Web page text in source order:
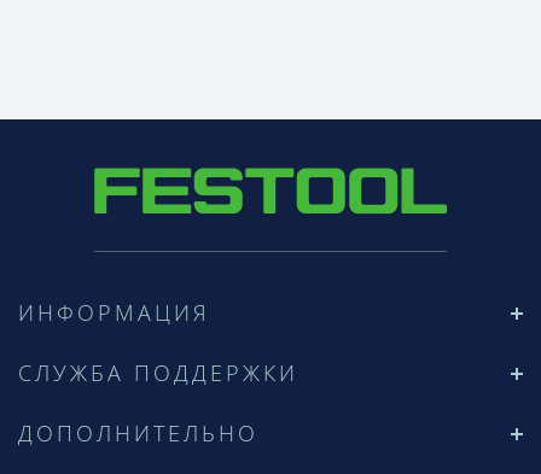
ИНФОРМАЦИЯ
СЛУЖБА ПОДДЕРЖКИ
ДОПОЛНИТЕЛЬНО